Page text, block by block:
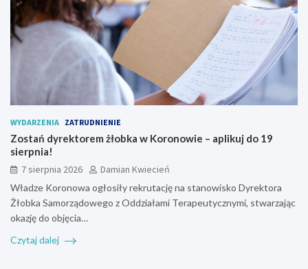
WYDARZENIA ZATRUDNIENIE
Zostań dyrektorem żłobka w Koronowie – aplikuj do 19
sierpnia!
7 sierpnia 2026
Damian Kwiecień
Władze Koronowa ogłosiły rekrutację na stanowisko Dyrektora
Żłobka Samorządowego z Oddziałami Terapeutycznymi, stwarzając
okazję do objęcia…
Czytaj dalej